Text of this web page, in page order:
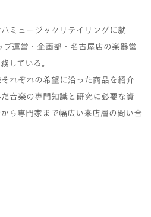
ミュージックリテイリングに就
運営・企画部・名古屋店の楽器営
している。
れぞれの希望に沿った商品を紹介
音楽の専門知識と研究に必要な資
ら専門家まで幅広い来店層の問い合